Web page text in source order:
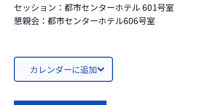
セッション：都市センターホテル 601号室
懇親会：都市センターホテル606号室
カレンダーに追加